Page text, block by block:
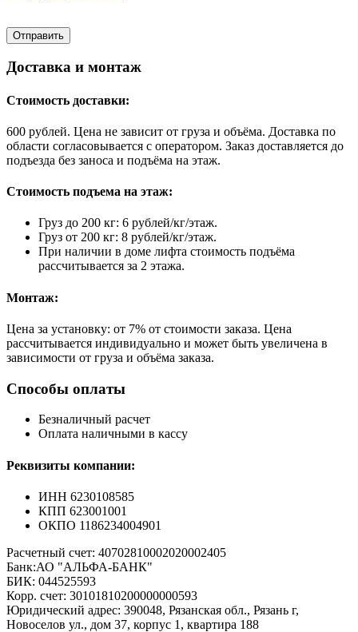
Доставка и монтаж
Стоимость доставки:
600 рублей. Цена не зависит от груза и объёма. Доставка по
области согласовывается с оператором. Заказ доставляется до
подъезда без заноса и подъёма на этаж.
Стоимость подъема на этаж:
Груз до 200 кг: 6 рублей/кг/этаж.
Груз от 200 кг: 8 рублей/кг/этаж.
При наличии в доме лифта стоимость подъёма
рассчитывается за 2 этажа.
Монтаж:
Цена за установку: от 7% от стоимости заказа. Цена
рассчитывается индивидуально и может быть увеличена в
зависимости от груза и объёма заказа.
Способы оплаты
Безналичный расчет
Оплата наличными в кассу
Реквизиты компании:
ИНН 6230108585
КПП 623001001
ОКПО 1186234004901
Расчетный счет: 40702810002020002405
Банк:АО "АЛЬФА-БАНК"
БИК: 044525593
Корр. счет: 30101810200000000593
Юридический адрес: 390048, Рязанская обл., Рязань г,
Новоселов ул., дом 37, корпус 1, квартира 188